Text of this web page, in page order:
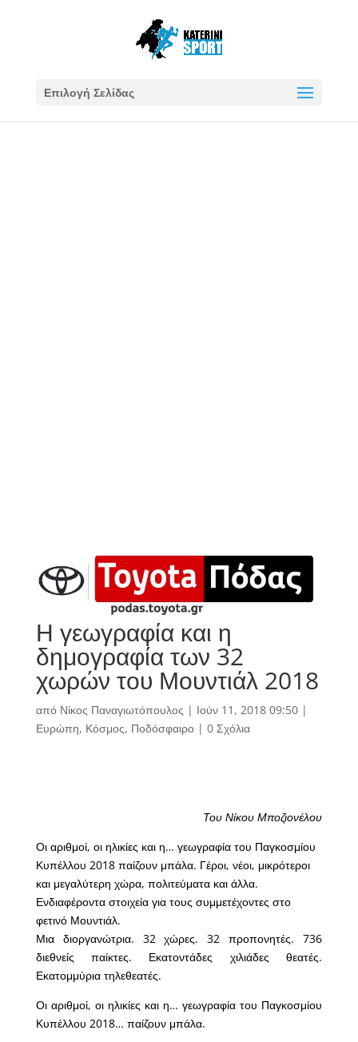
Επιλογή Σελίδας
Η γεωγραφία και η
δημογραφία των 32
χωρών του Μουντιάλ 2018
από Νίκος Παναγιωτόπουλος | Ιούν 11, 2018 09:50|
Ευρώπη, Κόσμος, Ποδόσφαιρο| 0 Σχόλια
Του Νίκου Μποζιονέλου
Οι αριθμοί, οι ηλικίες και η… γεωγραφία του Παγκοσμίου
Κυπέλλου 2018 παίζουν μπάλα. Γέροι, νέοι, μικρότεροι
και μεγαλύτερη χώρα, πολιτεύματα και άλλα.
Ενδιαφέροντα στοιχεία για τους συμμετέχοντες στο
φετινό Μουντιάλ.
Μια διοργανώτρια. 32 χώρες. 32 προπονητές. 736
διεθνείς παίκτες. Εκατοντάδες χιλιάδες θεατές.
Εκατομμύρια τηλεθεατές.
Οι αριθμοί, οι ηλικίες και η… γεωγραφία του Παγκοσμίου
Κυπέλλου 2018… παίζουν μπάλα.